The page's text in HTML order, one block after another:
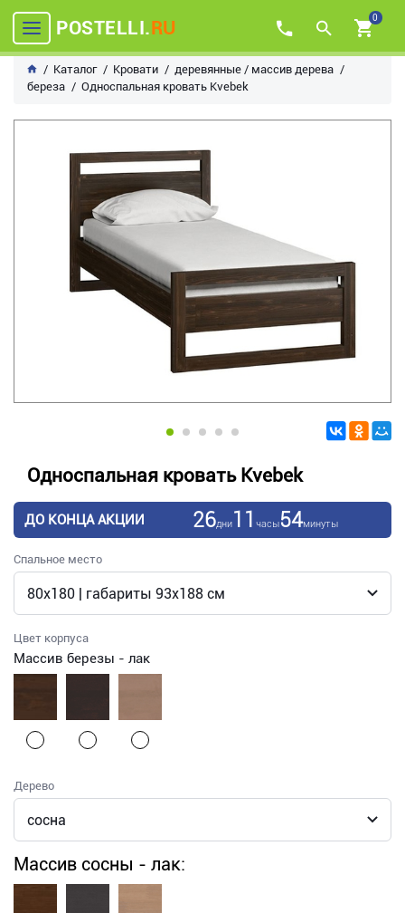
POSTELLI.RU 0
Каталог Кровати
деревянные / массив дерева
береза
Односпальная кровать Kvebek
Односпальная кровать Kvebek
ДО КОНЦА АКЦИИ 26дни11 часы54минуты
Спальное место
Цвет корпуса
Массив березы - лак
Дерево
Массив сосны - лак: